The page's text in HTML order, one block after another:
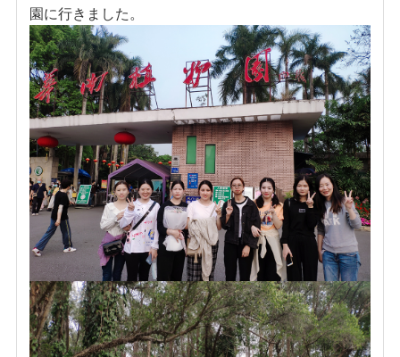
園に行きました。